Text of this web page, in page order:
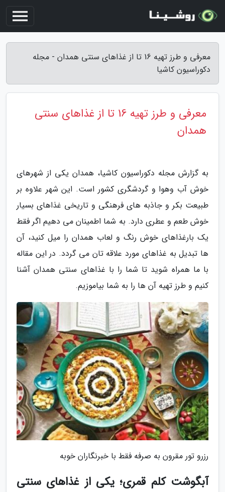
معرفی و طرز تهیه 16 تا از غذاهای سنتی همدان - مجله
دکوراسیون کاشیا
معرفی و طرز تهیه 16 تا از غذاهای سنتی
همدان
به گزارش مجله دکوراسیون کاشیا، همدان یکی از شهرهای
خوش آب وهوا و گردشگری کشور است. این شهر علاوه بر
طبیعت بکر و جاذبه های فرهنگی و تاریخی غذاهای بسیار
خوش طعم و عطری دارد. به شما اطمینان می دهیم اگر فقط
یک بارغذاهای خوش رنگ و لعاب همدان را میل کنید، آن
ها تبدیل به غذاهای مورد علاقه تان می گردد. در این مقاله
با ما همراه شوید تا شما را با غذاهای سنتی همدان آشنا
کنیم و طرز تهیه آن ها را به شما بیاموزیم.
رزرو تور مقرون به صرفه فقط با خبرنگاران خوبه
آبگوشت کلم قمری؛ یکی از غذاهای سنتی